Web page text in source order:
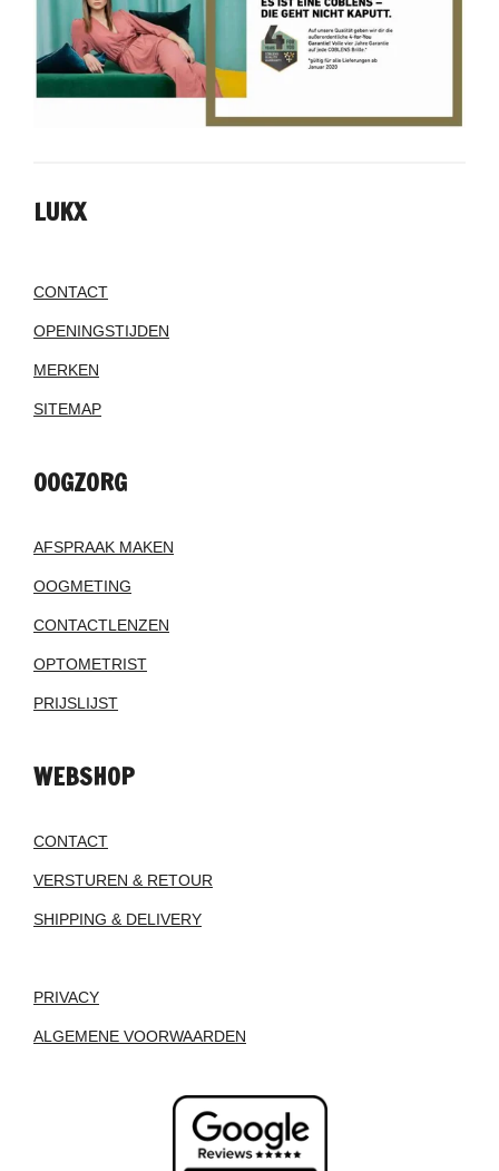
LUKX
CONTACT
OPENINGSTIJDEN
MERKEN
SITEMAP
OOGZORG
AFSPRAAK MAKEN
OOGMETING
CONTACTLENZEN
OPTOMETRIST
PRIJSLIJST
WEBSHOP
CONTACT
VERSTUREN & RETOUR
SHIPPING & DELIVERY
PRIVACY
ALGEMENE VOORWAARDEN